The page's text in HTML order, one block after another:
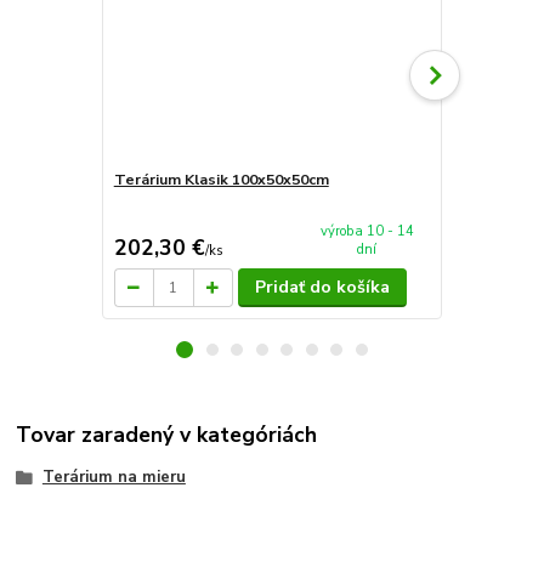
Terárium Klasik 100x50x50cm
202,30 €/ks
výroba 10 - 14
dní
Pridať do košíka
Tovar zaradený v kategóriách
Terárium na mieru